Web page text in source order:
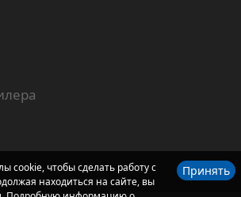
cookie, чтобы сделать работу с
находиться на сайте, вы
Принять